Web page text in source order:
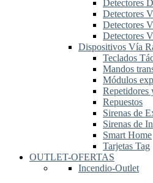
Detectores
Detectores
Detectores
Detectores
Dispositivos Vía
Teclados
Mandos
Módulos
Repuestos
Sirenas de
Sirenas de
Smart Home
Tarjetas Tag
OUTLET-OFERTAS
Incendio-Outlet